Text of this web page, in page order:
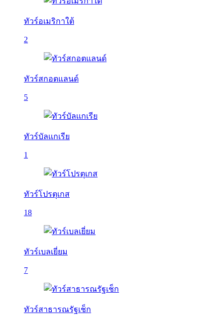
ทัวร์อเมริกาใต้
2
ทัวร์สกอตแลนด์
5
ทัวร์บัลเเกเรีย
1
ทัวร์โปรตุเกส
18
ทัวร์เบลเยี่ยม
7
ทัวร์สาธารณรัฐเช็ก